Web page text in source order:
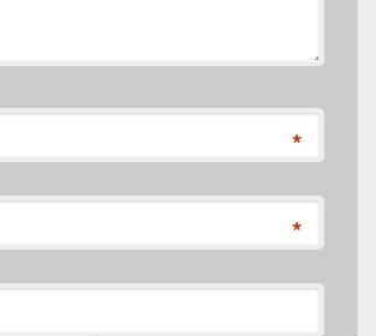
*
*